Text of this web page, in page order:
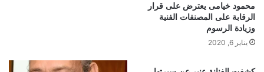
محمود خيامى يعترض على قرار
الرقابة على المصنفات الفنية
وزيادة الرسوم
يناير 6, 2020